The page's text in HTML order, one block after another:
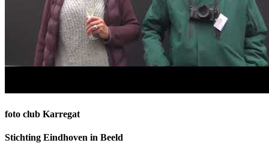
foto club Karregat
Stichting Eindhoven in Beeld